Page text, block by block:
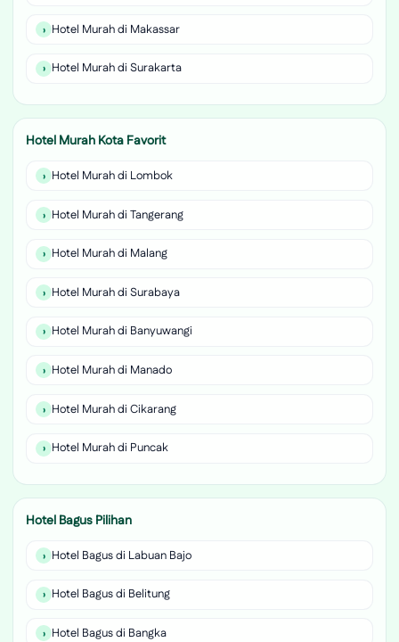
Hotel Murah di Makassar
Hotel Murah di Surakarta
Hotel Murah Kota Favorit
Hotel Murah di Lombok
Hotel Murah di Tangerang
Hotel Murah di Malang
Hotel Murah di Surabaya
Hotel Murah di Banyuwangi
Hotel Murah di Manado
Hotel Murah di Cikarang
Hotel Murah di Puncak
Hotel Bagus Pilihan
Hotel Bagus di Labuan Bajo
Hotel Bagus di Belitung
Hotel Bagus di Bangka